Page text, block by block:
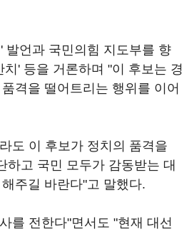
발언과 국민의힘 지도부를 향
치' 등을 거론하며 "이 후보는 경
격을 떨어트리는 행위를 이어
도 이 후보가 정치의 품격을
하고 국민 모두가 감동받는 대
주길 바란다"고 말했다.
를 전한다"면서도 "현재 대선